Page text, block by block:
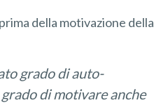
della motivazione della
grado di auto-
di motivare anche